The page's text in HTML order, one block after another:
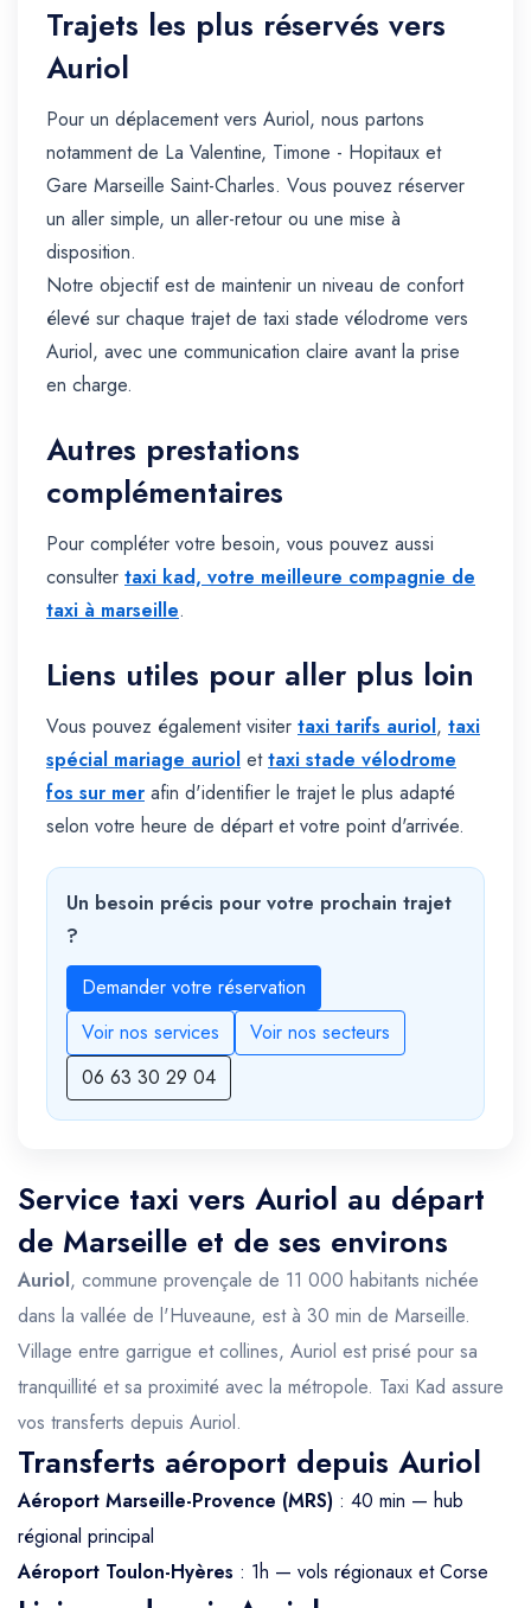
Trajets les plus réservés vers
Auriol
Pour un déplacement vers Auriol, nous partons
notamment de La Valentine, Timone - Hopitaux et
Gare Marseille Saint-Charles. Vous pouvez réserver
un aller simple, un aller-retour ou une mise à
disposition.
Notre objectif est de maintenir un niveau de confort
élevé sur chaque trajet de taxi stade vélodrome vers
Auriol, avec une communication claire avant la prise
en charge.
Autres prestations
complémentaires
Pour compléter votre besoin, vous pouvez aussi
consulter taxi kad, votre meilleure compagnie de
taxi à marseille.
Liens utiles pour aller plus loin
Vous pouvez également visiter taxi tarifs auriol, taxi
spécial mariage auriol ettaxi stade vélodrome
fos sur mer afin d'identifier le trajet le plus adapté
selon votre heure de départ et votre point d'arrivée.
Un besoin précis pour votre prochain trajet
?
Demander votre réservation
Voir nos services
Voir nos secteurs
06 63 30 29 04
Service taxi vers Auriol au départ
de Marseille et de ses environs
Auriol, commune provençale de 11 000 habitants nichée
dans la vallée de l'Huveaune, est à 30 min de Marseille.
Village entre garrigue et collines, Auriol est prisé pour sa
tranquillité et sa proximité avec la métropole. Taxi Kad assure
vos transferts depuis Auriol.
Transferts aéroport depuis Auriol
Aéroport Marseille-Provence (MRS) : 40 min — hub
régional principal
Aéroport Toulon-Hyères : 1h — vols régionaux et Corse